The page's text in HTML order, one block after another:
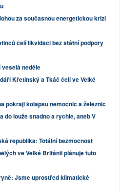
za současnou energetickou krizi
čelí likvidaci bez státní podpory
veselá neděle
Křetínský a Tkáč čelí ve Velké
pokraji kolapsu nemocnic a železnic
do louže snadno a rychle, aneb V
republika: Totální bezmocnost
ve Velké Británii plánuje tuto
Jsme uprostřed klimatické